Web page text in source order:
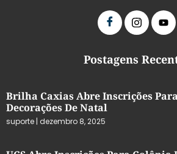
Postagens
Brilha Caxias Abre Inscrições
Decorações De Natal
suporte dezembro 8, 2025